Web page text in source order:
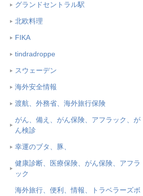
グランドセントラル駅
北欧料理
FIKA
tindradroppe
スウェーデン
海外安全情報
渡航、外務省、海外旅行保険
がん、備え、がん保険、アフラック、が
ん検診
幸運のブタ、豚、
健康診断、医療保険、がん保険、アフラ
ック
海外旅行、便利、情報、トラベラーズボ